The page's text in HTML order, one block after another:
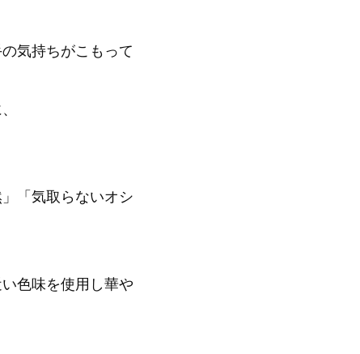
気持ちがこもって
「気取らないオシ
色味を使用し華や